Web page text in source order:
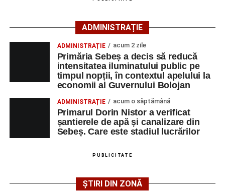
66 ani, va fi transportată la UPU Alba Iulia”
Adaugă-ne ca sursă preferată
Urmărește-ne pe Google News
Ultimele știri din Sebeș
Femeie de 66 de ani, transportată în stare gravă la
strada Dorobanți din Sebeș
ADMINISTRAȚIE
ADMINISTRAȚIE acum 2 zile
Primăria Sebeș a decis să reducă
intensitatea iluminatului public pe
timpul nopții, în contextul apelului la
economii al Guvernului Bolojan
ADMINISTRAȚIE acum o săptămână
Primarul Dorin Nistor a verificat
șantierele de apă și canalizare din
Sebeș. Care este stadiul lucrărilor
PUBLICITATE
ȘTIRI DIN ZONĂ